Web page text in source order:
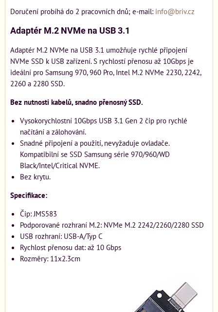
Doručení probíhá do 2 pracovních dnů; e-mail: info@briv.cz
Adaptér M.2 NVMe na USB 3.1
Adaptér M.2 NVMe na USB 3.1 umožňuje rychlé připojení
NVMe SSD k USB zařízení. S rychlostí přenosu až 10Gbps je
ideální pro Samsung 970, 960 Pro, Intel M.2 NVMe 2230, 2242,
2260 a 2280 SSD.
Bez nutnosti kabelů, snadno přenosný SSD.
Vysokorychlostní 10Gbps USB 3.1 Gen 2 čip pro rychlé
načítání a zálohování.
Snadné připojení a použití, nevyžaduje ovladače.
Kompatibilní se SSD Samsung série 970/960/WD
Black/Intel/Critical NVME.
Bez krytu.
Specifikace:
Čip: JMS583
Podporované rozhraní M.2: NVMe M.2 2242/2260/2280 SSD
USB rozhraní: USB-A/Typ C
Rychlost přenosu dat: až 10 Gbps
Rozměry: 11x2.3cm